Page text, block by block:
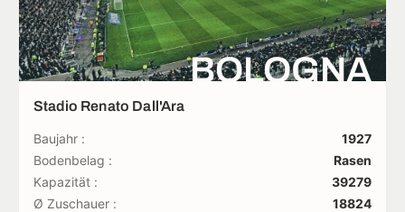
BOLOGNA
Stadio Renato Dall'Ara
Baujahr :
1927
Bodenbelag :
Rasen
Kapazität :
39279
Ø Zuschauer :
18824